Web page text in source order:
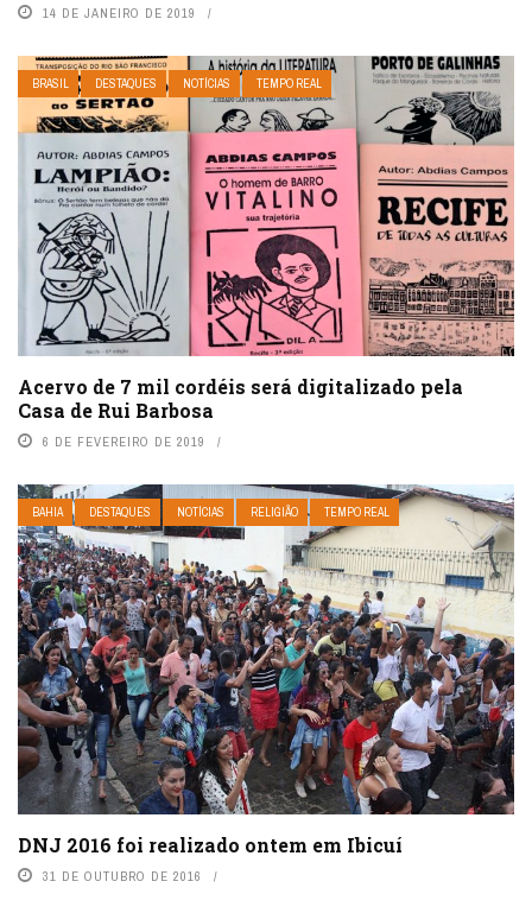
14 DE JANEIRO DE 2019
BRASIL DESTAQUES NOTÍCIAS TEMPO REAL
Acervo de 7 mil cordéis será digitalizado pela
Casa de Rui Barbosa
6 DE FEVEREIRO DE 2019
BAHIA DESTAQUES NOTÍCIAS RELIGIÃO TEMPO REAL
DNJ 2016 foi realizado ontem em Ibicuí
31 DE OUTUBRO DE 2016